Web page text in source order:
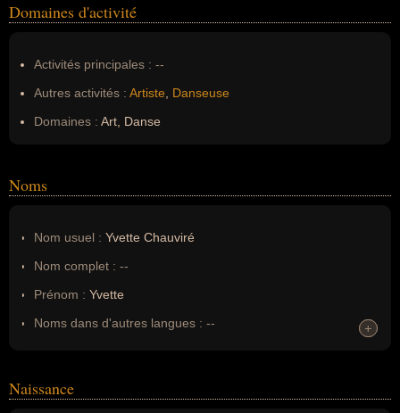
Domaines d'activité
Activités principales : --
Autres activités : Artiste
Danseuse
Domaines : Art, Danse
Noms
Nom usuel : Yvette Chauviré
Nom complet : --
Prénom : Yvette
Noms dans d'autres langues : --
Nom de famille :Chauviré
+
+
Naissance